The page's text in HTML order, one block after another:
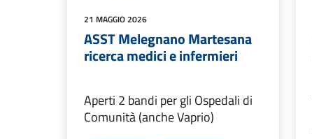
21 MAGGIO 2026
ASST Melegnano Martesana
ricerca medici e infermieri
Aperti 2 bandi per gli Ospedali di
Comunità (anche Vaprio)